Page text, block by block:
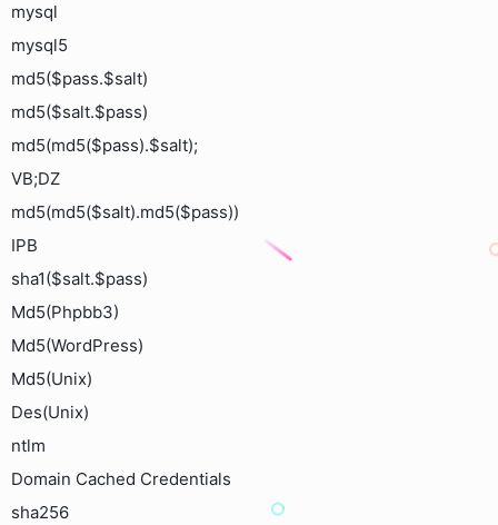
mysql
mysql5
md5($pass.$salt)
md5($salt.$pass)
md5(md5($pass).$salt);
VB;DZ
md5(md5($salt).md5($pass))
IPB
sha1($salt.$pass)
Md5(Phpbb3)
Md5(WordPress)
Md5(Unix)
Des(Unix)
ntlm
Domain Cached Credentials
sha256